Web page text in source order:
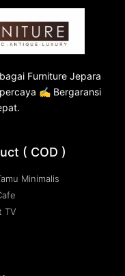
Furniture Jepara
✍ Bergaransi
( COD )
Minimalis
TV